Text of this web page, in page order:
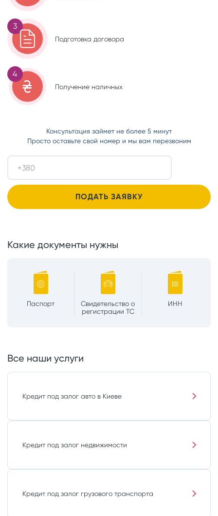
3
Подготовка договора
4
Получение наличных
Консультация займет не более 5 минут
Просто оставьте свой номер и мы вам перезвоним
Какие документы нужны
Паспорт
Свидетельство о
регистрации ТС
ИНН
Все наши услуги
Кредит под залог авто в Киеве
Кредит под залог недвижимости
Кредит под залог грузового транспорта